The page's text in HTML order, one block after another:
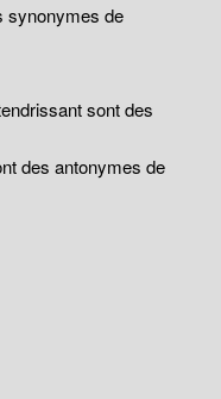
synonymes de
sont des
des antonymes de